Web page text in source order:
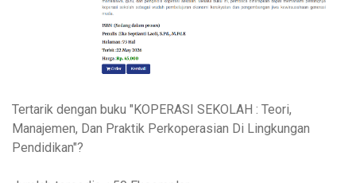
Tertarik dengan buku "KOPERASI SEKOLAH : Teori,
Manajemen, Dan Praktik Perkoperasian Di Lingkungan
Pendidikan"?